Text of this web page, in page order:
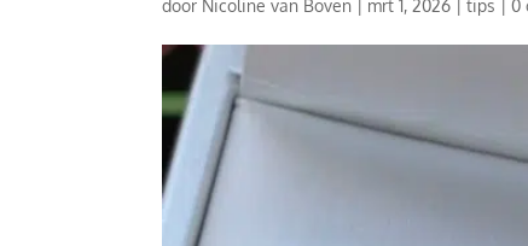
door Nicoline van Boven | mrt 1, 2026 |tips |0